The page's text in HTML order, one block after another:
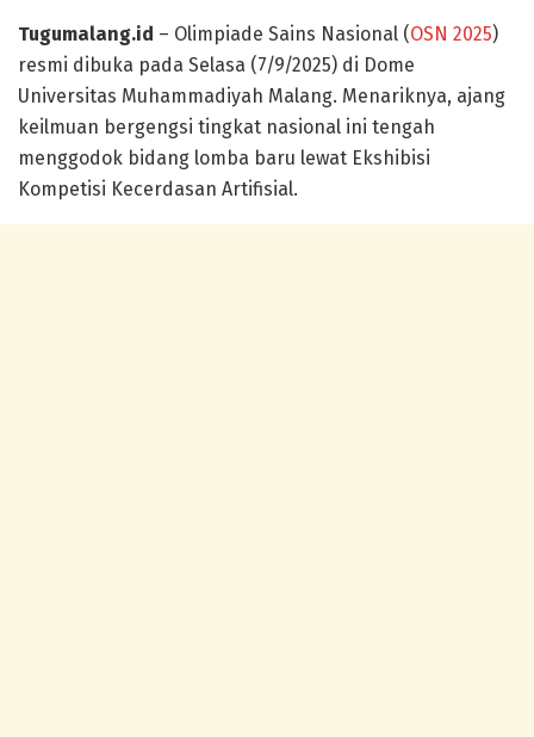
Tugumalang.id – Olimpiade Sains Nasional (OSN 2025)
resmi dibuka pada Selasa (7/9/2025) di Dome
Universitas Muhammadiyah Malang. Menariknya, ajang
keilmuan bergengsi tingkat nasional ini tengah
menggodok bidang lomba baru lewat Ekshibisi
Kompetisi Kecerdasan Artifisial.